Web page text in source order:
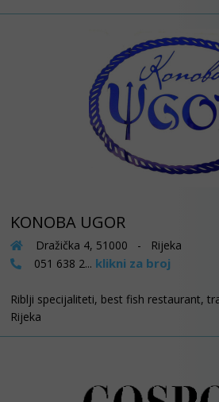
KONOBA UGOR
Dražička 4, 51000 - Rijeka
051 638 2... klikni za broj
Riblji specijaliteti, best fish restaurant,
Rijeka